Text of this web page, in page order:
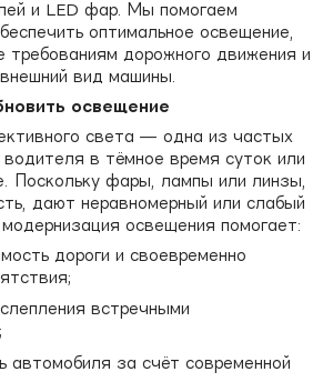
и LED фар. Мы помогаем
оптимальное освещение,
требованиям дорожного движения и
вид машины.
освещение
света — одна из частых
водителя в тёмное время суток или
Поскольку фары, лампы или линзы,
дают неравномерный или слабый
освещения помогает:
дороги и своевременно
встречными
автомобиля за счёт современной